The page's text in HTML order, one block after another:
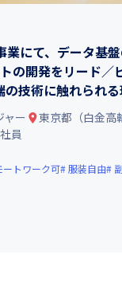
業にて、データ基
の開発をリード／
の技術に触れられ
ャー
東京都（白金高
員
ートワーク可 服装自由